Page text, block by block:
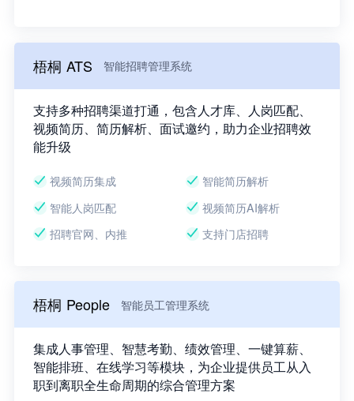
梧桐 ATS 智能招聘管理系统
支持多种招聘渠道打通，包含人才库、人岗匹配、
视频简历、简历解析、面试邀约，助力企业招聘效
能升级
视频简历集成
智能简历解析
智能人岗匹配
视频简历AI解析
招聘官网、内推
支持门店招聘
梧桐 People 智能员工管理系统
集成人事管理、智慧考勤、绩效管理、一键算薪、
智能排班、在线学习等模块，为企业提供员工从入
职到离职全生命周期的综合管理方案